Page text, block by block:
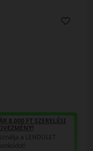
8.000 FT SZERELÉSI
a LENDÜLET